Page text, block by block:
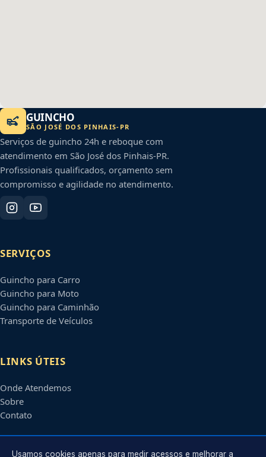
GUINCHO
SÃO JOSÉ DOS PINHAIS- PR
Serviços de guincho 24h e reboque com
atendimento em São José dos Pinhais-PR.
Profissionais qualificados, orçamento sem
compromisso e agilidade no atendimento.
SERVIÇOS
Guincho para Carro
Guincho para Moto
Guincho para Caminhão
Transporte de Veículos
LINKS ÚTEIS
Onde Atendemos
Sobre
Contato
Usamos cookies apenas para medir acessos e melhorar a